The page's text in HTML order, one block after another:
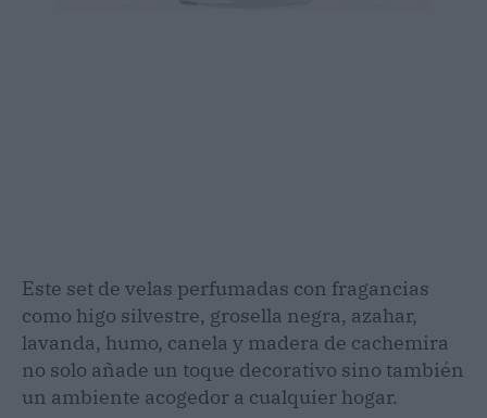
Este set de velas perfumadas con fragancias
como higo silvestre, grosella negra, azahar,
lavanda, humo, canela y madera de cachemira
no solo añade un toque decorativo sino también
un ambiente acogedor a cualquier hogar.